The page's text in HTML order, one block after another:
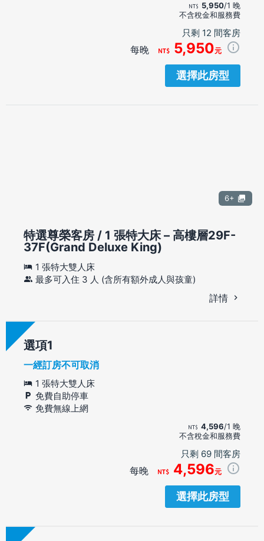
5,950/1 晚
不含稅金和服務費
只剩 12 間客房
每晚 5,950元
選擇此房型
6+
特選尊榮客房 / 1 張特大床 – 高樓層29F-
37F(Grand Deluxe King)
1 張特大雙人床
最多可入住 3 人 (含所有額外成人與孩童)
詳情
選項
一經訂房不可取消
1 張特大雙人床
免費自助停車
免費無線上網
4,596/1 晚
不含稅金和服務費
只剩 69 間客房
每晚 4,596元
選擇此房型